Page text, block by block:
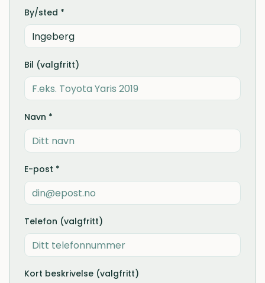
By/sted *
Bil (valgfritt)
Navn *
E-post *
Telefon (valgfritt)
Kort beskrivelse (valgfritt)